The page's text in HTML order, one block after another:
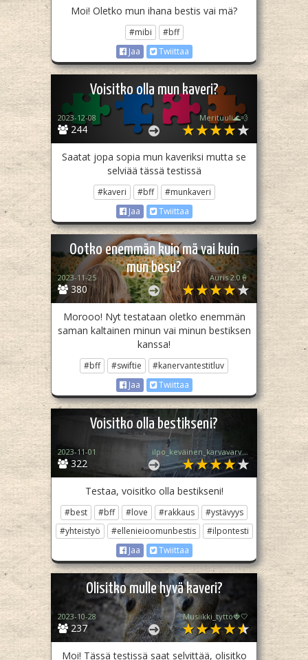
Moi! Oletko mun ihana bestis vai mä?
#mibi
#bff
Jaa
Twiittaa
Voisitko olla mun kaveri?
244
2023-12-08 Merituuli🌊💨
Saatat jopa sopia mun kaveriksi mutta se
selviää tässä testissä
#kaveri #bff
#munkaveri
Jaa
Twiittaa
Ootko enemmän kuin mä vai kuin
mun besu?
380
2023-11-25 Auris 2.0🍦
Morooo! Nyt testataan oletko enemmän
saman kaltainen minun vai minun bestiksen
kanssa!
#bff #swiftie
#kanervantestitluv
Jaa
Twiittaa
Voisitko olla bestikseni?
322
2023-11-01 ilpo_keväinen_karvavarvas
Testaa, voisitko olla bestikseni!
#best #bff #love #rakkaus
#ystävyys
#yhteistyö
#ellenieioomunbestis
#ilpontesti
Jaa
Twiittaa
Olisitko mulle hyvä kaveri?
237
2023-10-28 Musiikki_tyttö🍓🤍
Moi! Tässä testissä saat selvittää, olisitko